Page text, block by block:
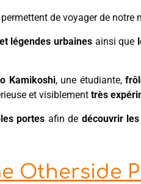
permettent de voyager de notre
légendes urbaines ainsi que
Kamikoshi, une étudiante,
et visiblement très
portes afin de découvrir
Otherside